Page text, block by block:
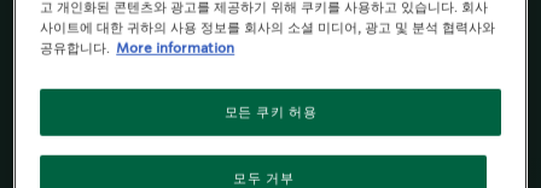
스타벅스 블론드 로스트
고 개인화된 콘텐츠와 광고를 제공하기 위해 쿠키를 사용하고 있습니다. 회사
사이트에 대한 귀하의 사용 정보를 회사의 소셜 미디어, 광고 및 분석 협력사와
공유합니다.
More information
모두 거부
모든 쿠키 허용